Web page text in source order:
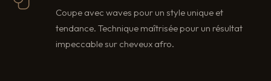
Coupe avec waves pour un style unique et
tendance. Technique maîtrisée pour un résultat
impeccable sur cheveux afro.